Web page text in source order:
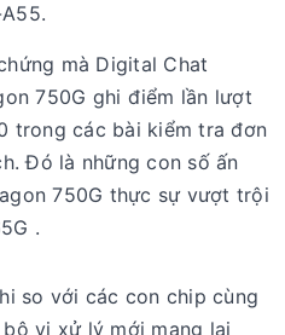
mà Digital Chat
750G ghi điểm lần lượt
trong các bài kiểm tra đơn
Đó là những con số ấn
750G thực sự vượt trội
.
so với các con chip cùng
vi xử lý mới mang lại